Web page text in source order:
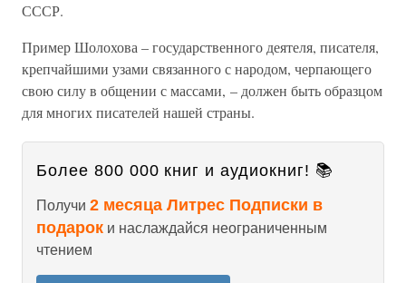
СССР.
Пример Шолохова – государственного деятеля, писателя,
крепчайшими узами связанного с народом, черпающего
свою силу в общении с массами, – должен быть образцом
для многих писателей нашей страны.
Более 800 000 книг и аудиокниг! 📚
Получи 2 месяца Литрес Подписки в
подарок и наслаждайся неограниченным
чтением